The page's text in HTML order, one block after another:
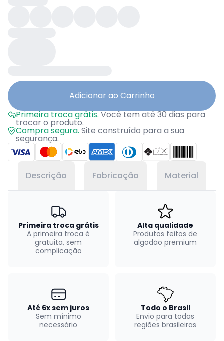
Adicionar ao Carrinho
Primeira troca grátis.Você tem até 30 dias para
trocar o produto.
Compra segura. Site construído para a sua
segurança.
Descrição Fabricação Material
Primeira troca grátis
A primeira troca é
gratuita, sem
complicação
Alta qualidade
Produtos feitos de
algodão premium
Até 6x sem juros
Sem mínimo
necessário
Todo o Brasil
Envio para todas
regiões brasileiras